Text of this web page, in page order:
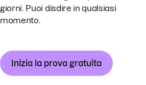
giorni. Puoi disdire in qualsiasi
momento.
Inizia la prova gratuita